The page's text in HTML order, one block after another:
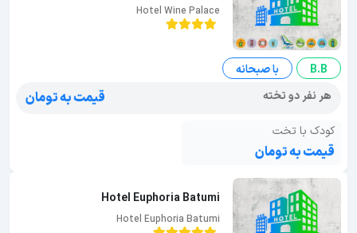
Hotel Wine Palace
B.B
با صبحانه
هر نفر دو تخته
قیمت به تومان
کودک با تخت
قیمت به تومان
Hotel Euphoria Batumi
Hotel Euphoria Batumi